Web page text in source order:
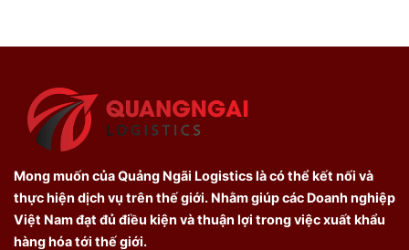
Mong muốn của Quảng Ngãi Logistics là có thể kết nối và
thực hiện dịch vụ trên thế giới. Nhằm giúp các Doanh nghiệp
Việt Nam đạt đủ điều kiện và thuận lợi trong việc xuất khẩu
hàng hóa tới thế giới.